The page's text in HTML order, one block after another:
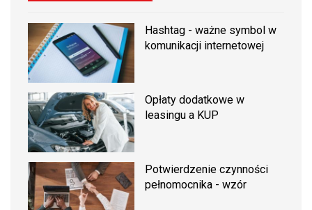
Hashtag - ważne symbol w
komunikacji internetowej
Opłaty dodatkowe w
leasingu a KUP
Potwierdzenie czynności
pełnomocnika - wzór